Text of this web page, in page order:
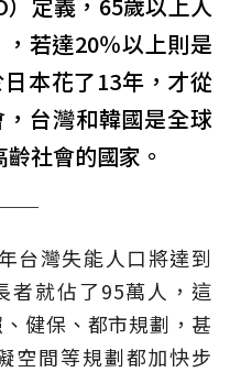
若達20％以上則是
日本花了13年，才從
台灣和韓國是全球
社會的國家。
台灣失能人口將達到
者就佔了95萬人，這
健保、都市規劃，甚
空間等規劃都加快步